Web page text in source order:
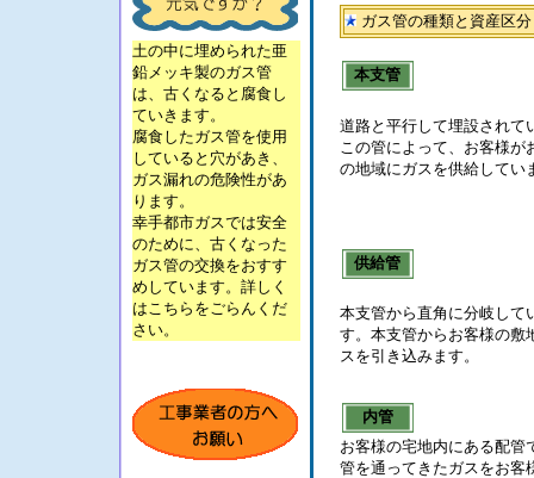
ガス管の種類と資産区分
土の中に埋められた亜
鉛メッキ製のガス管
は、古くなると腐食し
ていきます。
腐食したガス管を使用
していると穴があき、
ガス漏れの危険性があ
ります。
幸手都市ガスでは安全
のために、古くなった
ガス管の交換をおすす
めしています。詳しく
はこちらをごらんくだ
さい。
本支管
道路と平行して埋設されて
この管によって、お客様が
の地域にガスを供給してい
供給管
本支管から直角に分岐して
す。本支管からお客様の敷
スを引き込みます。
内管
お客様の宅地内にある配管
管を通ってきたガスをお客